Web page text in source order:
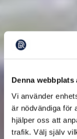
Denna webbplats
Vi använder
är nödvändiga för
hjälper oss att
trafik. Välj själv